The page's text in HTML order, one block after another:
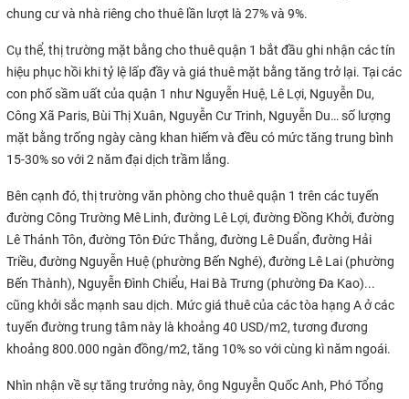
chung cư và nhà riêng cho thuê lần lượt là 27% và 9%.
Cụ thể, thị trường mặt bằng cho thuê quận 1 bắt đầu ghi nhận các tín
hiệu phục hồi khi tỷ lệ lấp đầy và giá thuê mặt bằng tăng trở lại. Tại các
con phố sầm uất của quận 1 như Nguyễn Huệ, Lê Lợi, Nguyễn Du,
Công Xã Paris, Bùi Thị Xuân, Nguyễn Cư Trinh, Nguyễn Du… số lượng
mặt bằng trống ngày càng khan hiếm và đều có mức tăng trung bình
15-30% so với 2 năm đại dịch trầm lắng.
Bên cạnh đó, thị trường văn phòng cho thuê quận 1 trên các tuyến
đường Công Trường Mê Linh, đường Lê Lợi, đường Đồng Khởi, đường
Lê Thánh Tôn, đường Tôn Đức Thắng, đường Lê Duẩn, đường Hải
Triều, đường Nguyễn Huệ (phường Bến Nghé), đường Lê Lai (phường
Bến Thành), Nguyễn Đình Chiểu, Hai Bà Trưng (phường Đa Kao)...
cũng khởi sắc mạnh sau dịch. Mức giá thuê của các tòa hạng A ở các
tuyến đường trung tâm này là khoảng 40 USD/m2, tương đương
khoảng 800.000 ngàn đồng/m2, tăng 10% so với cùng kì năm ngoái.
Nhìn nhận về sự tăng trưởng này, ông Nguyễn Quốc Anh, Phó Tổng